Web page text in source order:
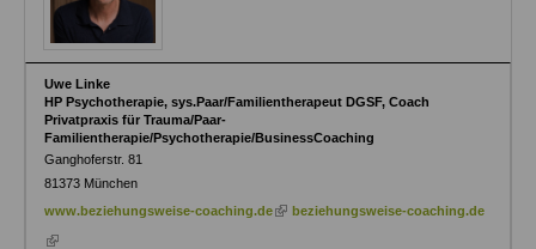
Uwe Linke
HP Psychotherapie, sys.Paar/Familientherapeut DGSF, Coach
Privatpraxis für Trauma/Paar-
Familientherapie/Psychotherapie/BusinessCoaching
Ganghoferstr. 81
81373 München
www.beziehungsweise-coaching.de (linkbeziehungsweise-coaching.de
(link